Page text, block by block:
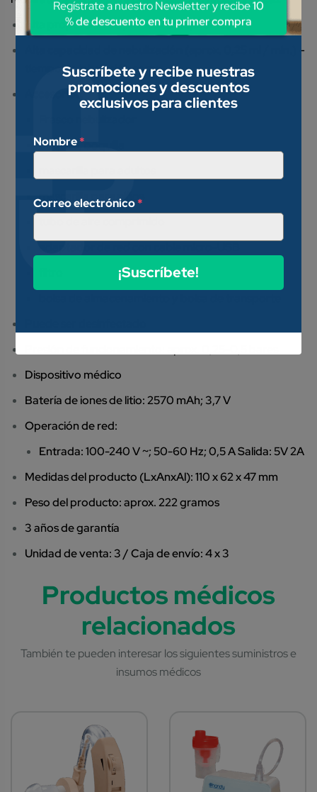
Alta proporción de partículas respirables
Alta capacidad de nebulización (aprox. 0,25 ml / min.) –
tiempo de inhalación corto
Accesorios:
boquilla, boquilla
mascarilla para niños
Dispositivo médico
Batería de iones de litio: 2570 mAh; 3,7 V
Operación de red:
Entrada: 100-240 V ~; 50-60 Hz; 0,5 A Salida: 5V 2A
Medidas del producto (LxAnxAl): 110 x 62 x 47 mm
Peso del producto: aprox. 222 gramos
3 años de garantía
Unidad de venta: 3 / Caja de envío: 4 x 3
Suscríbete y recibe nuestras
promociones y descuentos
exclusivos para clientes
Nombre*
Correo electrónico*
¡Suscríbete!
Regístrate a nuestro Newsletter y recibe10
% de descuento en tu primer compra